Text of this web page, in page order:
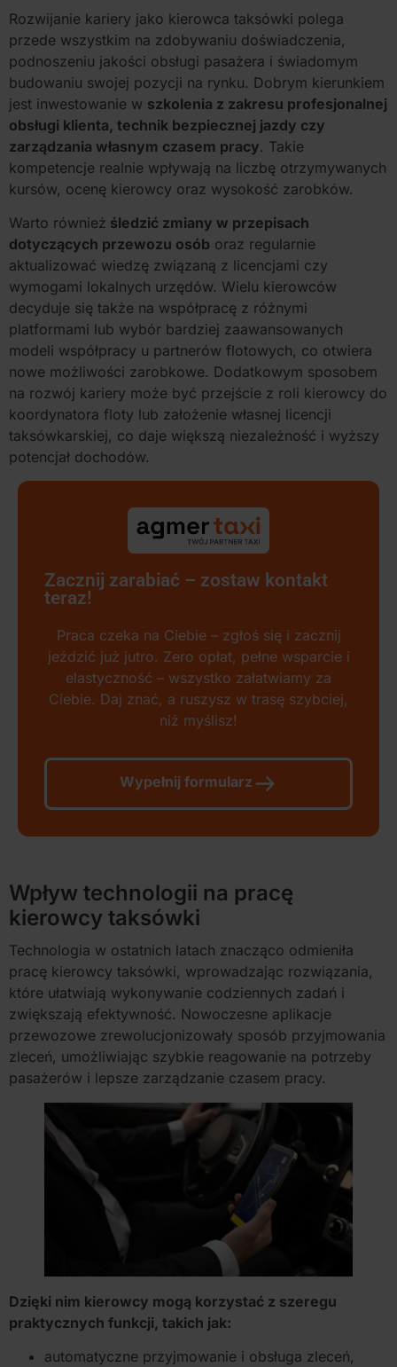
Rozwijanie kariery jako kierowca taksówki polega
przede wszystkim na zdobywaniu doświadczenia,
podnoszeniu jakości obsługi pasażera i świadomym
budowaniu swojej pozycji na rynku. Dobrym kierunkiem
jest inwestowanie w szkolenia z zakresu profesjonalnej
obsługi klienta, technik bezpiecznej jazdy czy
zarządzania własnym czasem pracy. Takie
kompetencje realnie wpływają na liczbę otrzymywanych
kursów, ocenę kierowcy oraz wysokość zarobków.
Warto również śledzić zmiany w przepisach
dotyczących przewozu osób oraz regularnie
aktualizować wiedzę związaną z licencjami czy
wymogami lokalnych urzędów. Wielu kierowców
decyduje się także na współpracę z różnymi
platformami lub wybór bardziej zaawansowanych
modeli współpracy u partnerów flotowych, co otwiera
nowe możliwości zarobkowe. Dodatkowym sposobem
na rozwój kariery może być przejście z roli kierowcy do
koordynatora floty lub założenie własnej licencji
taksówkarskiej, co daje większą niezależność i wyższy
potencjał dochodów.
Zacznij zarabiać – zostaw kontakt
teraz!
Praca czeka na Ciebie – zgłoś się i zacznij
jeździć już jutro. Zero opłat, pełne wsparcie i
elastyczność – wszystko załatwiamy za
Ciebie. Daj znać, a ruszysz w trasę szybciej,
niż myślisz!
Wypełnij formularz
Wpływ technologii na pracę
kierowcy taksówki
Technologia w ostatnich latach znacząco odmieniła
pracę kierowcy taksówki, wprowadzając rozwiązania,
które ułatwiają wykonywanie codziennych zadań i
zwiększają efektywność. Nowoczesne aplikacje
przewozowe zrewolucjonizowały sposób przyjmowania
zleceń, umożliwiając szybkie reagowanie na potrzeby
pasażerów i lepsze zarządzanie czasem pracy.
Dzięki nim kierowcy mogą korzystać z szeregu
praktycznych funkcji, takich jak:
automatyczne przyjmowanie i obsługa zleceń,